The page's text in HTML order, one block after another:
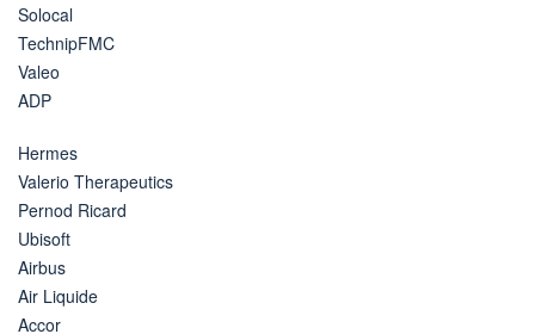
Solocal
TechnipFMC
Valeo
ADP
Hermes
Valerio Therapeutics
Pernod Ricard
Ubisoft
Airbus
Air Liquide
Accor